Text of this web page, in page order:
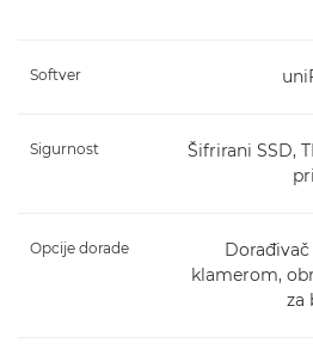
Softver
Sigurnost
Šifrirani SSD,
Opcije dorade
klamerom,
za